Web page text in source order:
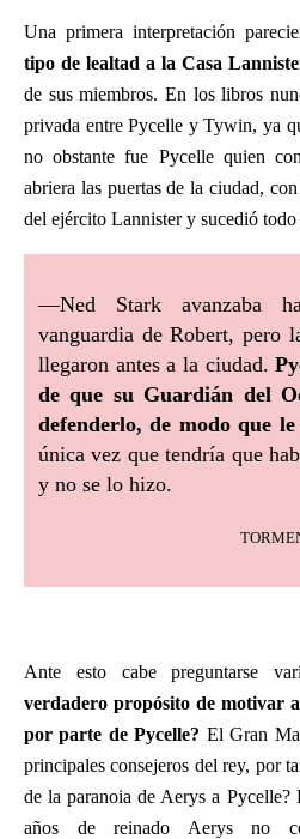
Una primera interpretación
tipo de lealtad a la Casa
de sus miembros. En los libros
privada entre Pycelle y Tywin, ya
no obstante fue Pycelle quien
abriera las puertas de la ciudad,
del ejército Lannister y sucedió todo
—Ned Stark avanzaba
vanguardia de Robert, pero
llegaron antes a la ciudad.
de que su Guardián del
defenderlo, de modo que
única vez que tendría que
y no se lo hizo.
Ante esto cabe preguntarse
verdadero propósito de motivar
por parte de Pycelle? El Gran
principales consejeros del rey, por
de la paranoia de Aerys a Pycelle?
años de reinado Aerys no